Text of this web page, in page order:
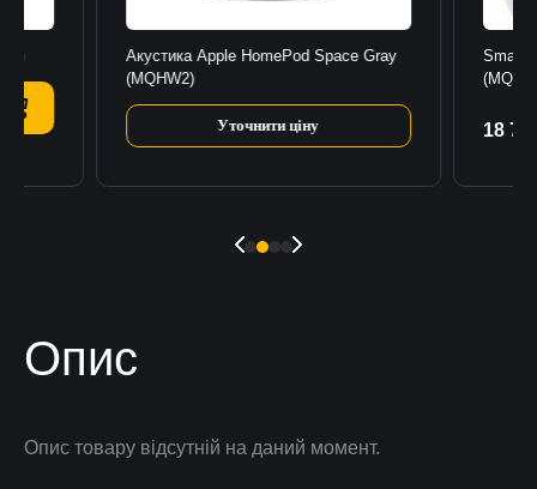
Акустика Apple HomePod Space Gray
(MQHW2)
Уточнити ціну
Smart
18
Опис
Опис товару відсутній на даний момент.